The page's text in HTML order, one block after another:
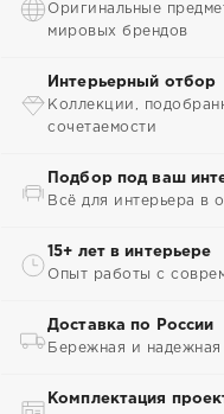
Оригинальные
мировых брендов
Интерьерный отбор
Коллекции,
сочетаемости
Подбор под ваш
Всё для интерьера в
15+ лет в интерьере
Опыт работы с
Доставка по России
Бережная и
Комплектация